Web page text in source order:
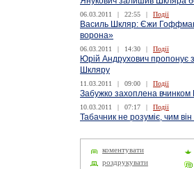
06.03.2011 | 22:55 | Події
Василь Шкляр: Єжи Гоффман
ворона»
06.03.2011 | 14:30 | Події
Юрій Андрухович пропонує
Шкляру
11.03.2011 | 09:00 | Події
Забужко захоплена
10.03.2011 | 07:17 | Події
Табачник не розуміє, чим
коментувати
роздрукувати